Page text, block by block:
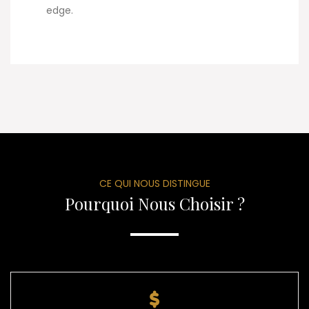
edge.
CE QUI NOUS DISTINGUE
Pourquoi Nous Choisir ?